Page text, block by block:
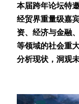
本届跨年论坛特
经贸界重量级嘉
资、经济与金融
等领域的社会重
分析现状，洞观